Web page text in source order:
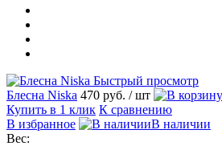
Быстрый просмотр
Блесна Niska 470 руб. / шт
Купить в 1 клик К сравнению
В избранное
В наличии
Вес: